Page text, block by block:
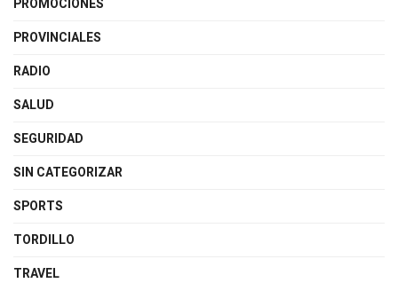
PROMOCIONES
PROVINCIALES
RADIO
SALUD
SEGURIDAD
SIN CATEGORIZAR
SPORTS
TORDILLO
TRAVEL